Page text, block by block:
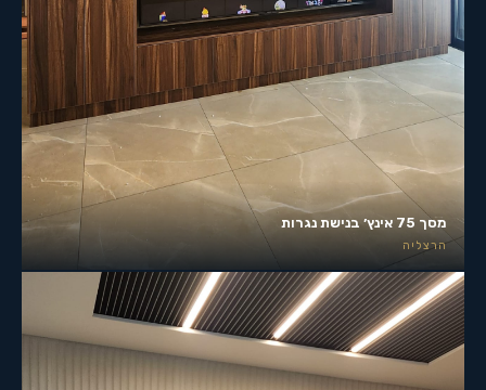
מסך 75 אינץ׳ בנישת נגרות
הרצליה